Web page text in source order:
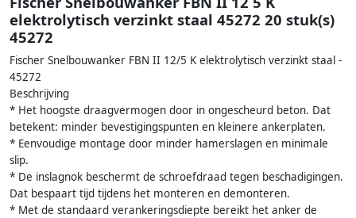
elektrolytisch verzinkt staal 45272 20 stuk(s)
45272
Fischer Snelbouwanker FBN II 12/5 K elektrolytisch verzinkt staal -
45272
Beschrijving
* Het hoogste draagvermogen door in ongescheurd beton. Dat
betekent: minder bevestigingspunten en kleinere ankerplaten.
* Eenvoudige montage door minder hamerslagen en minimale
slip.
* De inslagnok beschermt de schroefdraad tegen beschadigingen.
Dat bespaart tijd tijdens het monteren en demonteren.
* Met de standaard verankeringsdiepte bereikt het anker de